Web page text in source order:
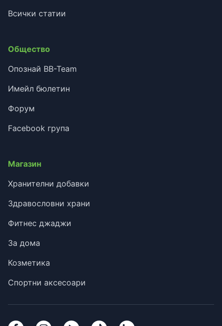
Всички статии
Общество
Опознай BB-Team
Имейл бюлетин
Форум
Facebook група
Магазин
Хранителни добавки
Здравословни храни
Фитнес джаджи
За дома
Козметика
Спортни аксесоари